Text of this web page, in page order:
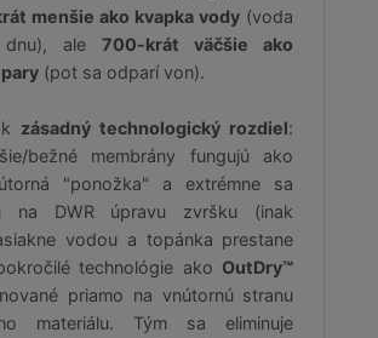
menšie ako kvapka vody (voda
dnu), ale700-krát väčšie ako
(pot sa odparí von).
zásadný technologický rozdiel:
bežné membrány fungujú ako
"ponožka" a extrémne sa
na DWR úpravu zvršku (inak
vodou a topánka prestane
technológie ako OutDry™
priamo na vnútornú stranu
materiálu. Tým sa eliminuje